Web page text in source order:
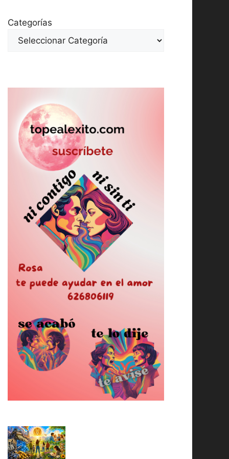
Categorías